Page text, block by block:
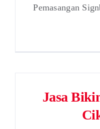
Pemasangan
Jasa